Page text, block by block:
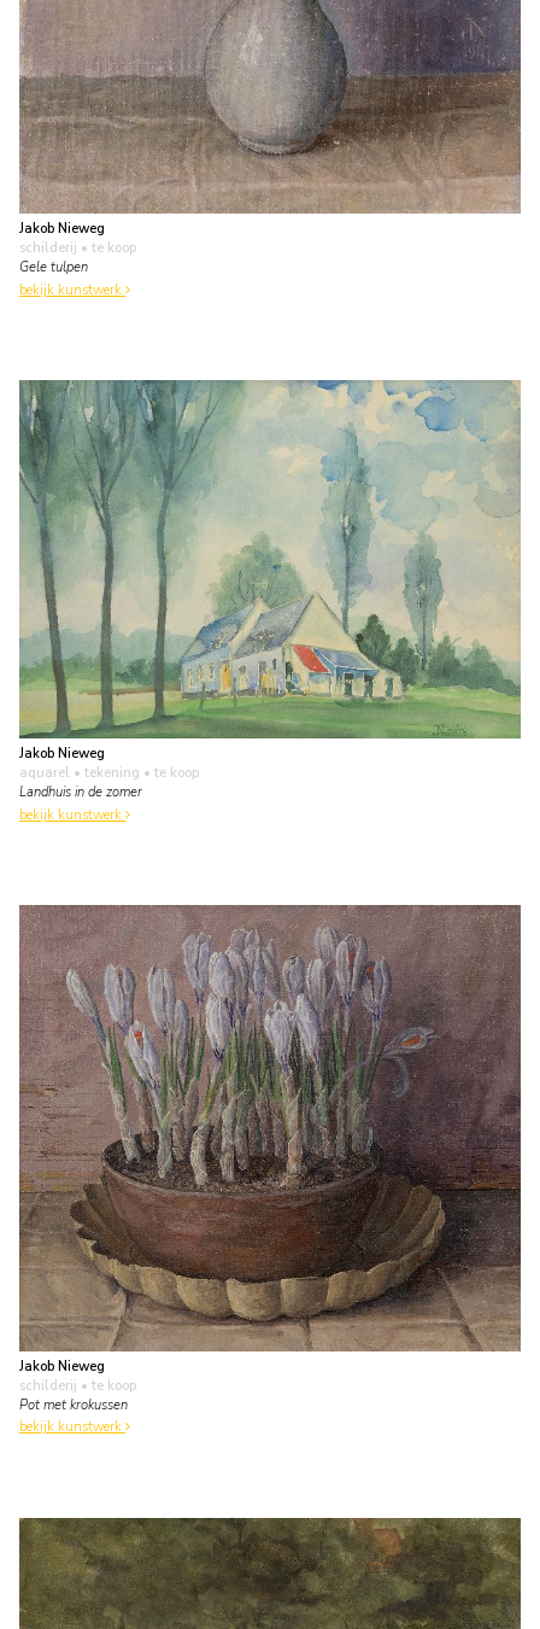
Jakob Nieweg
schilderij • te koop
Gele tulpen
bekijk kunstwerk
Jakob Nieweg
aquarel • tekening • te koop
Landhuis in de zomer
bekijk kunstwerk
Jakob Nieweg
schilderij • te koop
Pot met krokussen
bekijk kunstwerk